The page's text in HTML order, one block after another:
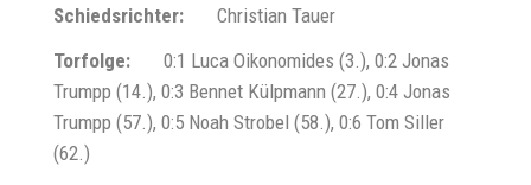
Schiedsrichter:
Christian Tauer
Torfolge:
0:1 Luca Oikonomides (3.), 0:2 Jonas
Trumpp (14.), 0:3 Bennet Külpmann (27.), 0:4 Jonas
Trumpp (57.), 0:5 Noah Strobel (58.), 0:6 Tom Siller
(62.)